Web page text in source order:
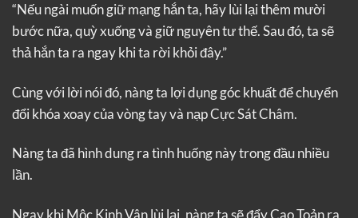
“Nếu ngài muốn giữ mạng hắn ta, hãy lùi lại thêm mười
bước nữa, quỳ xuống và giữ nguyên tư thế. Sau đó, ta sẽ
thả hắn ta ra ngay khi ta rời khỏi đây.”
Cùng với lời nói đó, nàng ta lợi dụng góc khuất để chuyển
đổi khóa xoay của vòng tay và nạp Cực Sát Châm.
Nàng ta đã hình dung ra tình huống này trong đầu nhiều
lần.
Ngay khi Mộc Kinh Vân lùi lại, nàng ta sẽ đẩy Cao Toản ra